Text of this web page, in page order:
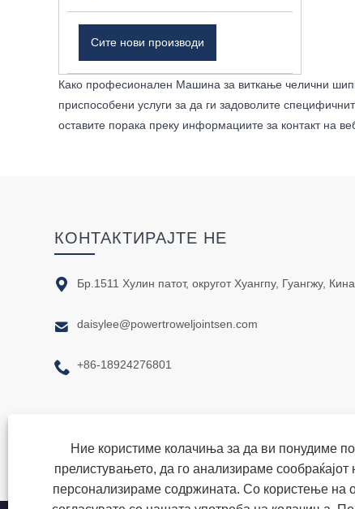
Сите нови производи
Како професионален Машина за виткање челични
приспособени услуги за да ги задоволите
оставите порака преку информациите за контакт на
Ние користиме колачиња за да ви понудиме
прелистувањето, да го анализираме сообраќајот
персонализираме содржината. Со користење на
КОНТАКТИРАЈТЕ НЕ
 Бр.1511 Хулин патот, округот Хуангпу, Гуангжу, Кина
 daisylee@powertroweljointsen.com
 +86-18924276801